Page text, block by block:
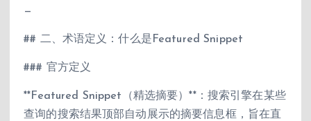
—
## 二、术语定义：什么是Featured Snippet
### 官方定义
**Featured Snippet（精选摘要）**：搜索引擎在某些
查询的搜索结果顶部自动展示的摘要信息框，旨在直